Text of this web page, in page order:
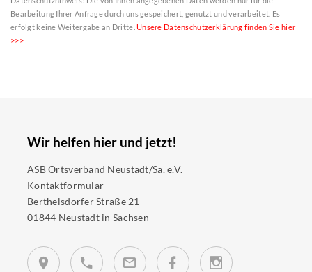
Bearbeitung Ihrer Anfrage durch uns gespeichert, genutzt und verarbeitet. Es
erfolgt keine Weitergabe an Dritte.Unsere Datenschutzerklärung finden Sie hier
>>>
Wir helfen hier und jetzt!
ASB Ortsverband Neustadt/Sa. e.V.
Kontaktformular
Berthelsdorfer Straße 21
01844 Neustadt in Sachsen